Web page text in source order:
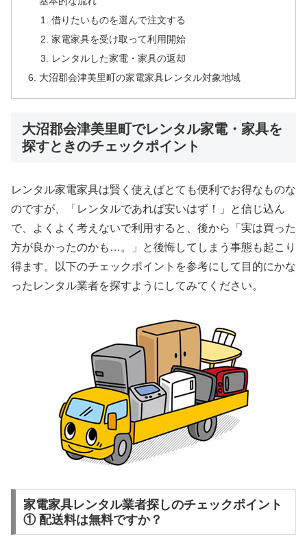
借りたいものを選んで注文する
家電家具を受け取って利用開始
レンタルした家電・家具の返却
大沼郡会津美里町の家電家具レンタル対象地域
大沼郡会津美里町でレンタル家電・家具を
探すときのチェックポイント
レンタル家電家具は賢く使えばとても便利でお得なものな
のですが、「レンタルであれば安いはず！」と信じ込ん
で、よくよく考えないで利用すると、後から「実は買った
方が良かったのかも…。」と後悔してしまう事態も起こり
得ます。以下のチェックポイントを参考にして目的にかな
ったレンタル業者を探すようにしてみてください。
家電家具レンタル業者探しのチェックポイント
① 配送料は無料ですか？